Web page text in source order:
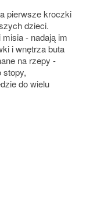
pierwsze kroczki
dzieci.
- nadają im
i wnętrza buta
na rzepy -
stopy,
do wielu